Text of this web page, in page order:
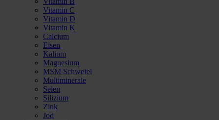
Vitamin C
Vitamin D
Vitamin K
Calcium
Eisen
Kalium
Magnesium
MSM Schwefel
Multiminerale
Selen
Silizium
Zink
Jod